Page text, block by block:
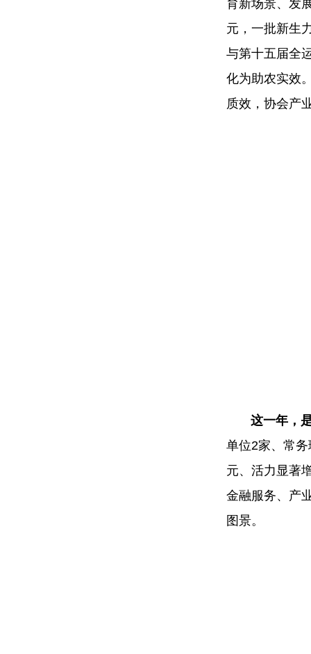
育新场景、发
元，一批新生
与第十五届全
化为助农实效
质效，协会产
这一年，是
单位2家、常
元、活力显著
金融服务、产
图景。